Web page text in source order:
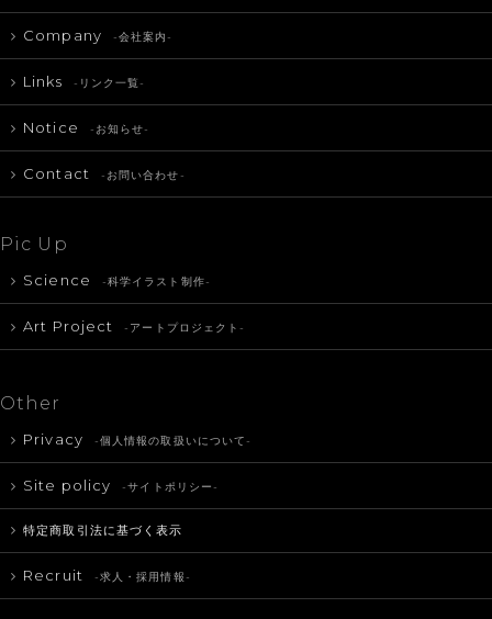
Company -会社案内-
Links -リンク一覧-
Notice -お知らせ-
Contact -お問い合わせ-
Pic Up
Science -科学イラスト制作-
Art Project -アートプロジェクト-
Other
Privacy -個人情報の取扱いについて-
Site policy -サイトポリシー-
特定商取引法に基づく表示
Recruit -求人・採用情報-